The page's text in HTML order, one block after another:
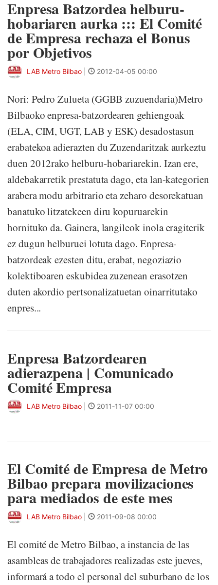
Enpresa Batzordea helburu-
hobariaren aurka ::: El Comité
de Empresa rechaza el Bonus
por Objetivos
LAB Metro Bilbao 2012-04-05 00:00
Nori: Pedro Zulueta (GGBB zuzuendaria)Metro
Bilbaoko enpresa-batzordearen gehiengoak
(ELA, CIM, UGT, LAB y ESK) desadostasun
erabatekoa adierazten du Zuzendaritzak aurkeztu
duen 2012rako helburu-hobariarekin. Izan ere,
aldebakarretik prestatuta dago, eta lan-kategorien
arabera modu arbitrario eta zeharo desorekatuan
banatuko litzatekeen diru kopuruarekin
hornituko da. Gainera, langileok inola eragiterik
ez dugun helburuei lotuta dago. Enpresa-
batzordeak ezesten ditu, erabat, negoziazio
kolektiboaren eskubidea zuzenean erasotzen
duten akordio pertsonalizatuetan oinarritutako
enpres...
Enpresa Batzordearen
adierazpena | Comunicado
Comité Empresa
LAB Metro Bilbao 2011-11-07 00:00
El Comité de Empresa de Metro
Bilbao prepara movilizaciones
para mediados de este mes
LAB Metro Bilbao 2011-09-08 00:00
El comité de Metro Bilbao, a instancia de las
asambleas de trabajadores realizadas este jueves,
informará a todo el personal del suburbano de los